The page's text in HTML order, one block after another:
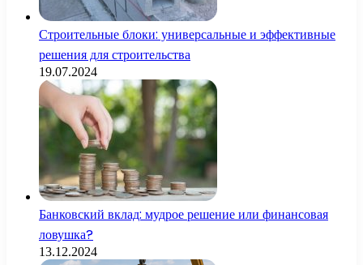
Строительные блоки: универсальные и эффективные
решения для строительства
19.07.2024
Банковский вклад: мудрое решение или финансовая
ловушка?
13.12.2024